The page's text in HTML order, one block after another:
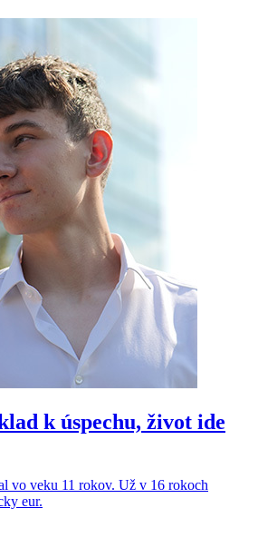
k úspechu, život ide
vo veku 11 rokov. Už v 16 rokoch
eur.